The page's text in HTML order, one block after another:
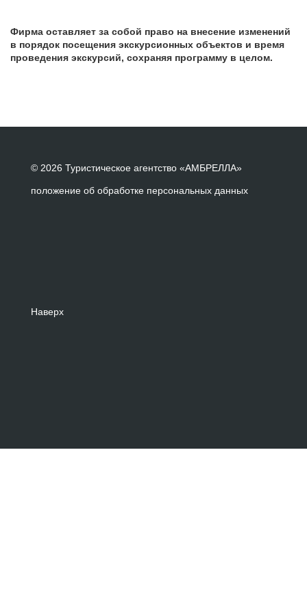
Фирма оставляет за собой право на внесение изменений
в порядок посещения экскурсионных объектов и время
проведения экскурсий, сохраняя программу в целом.
© 2026 Туристическое агентство «АМБРЕЛЛА»
положение об обработке персональных данных
Наверх